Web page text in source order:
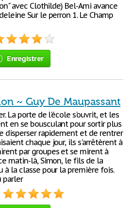
avec Clothilde) Bel-Ami avance
Sur le perron 1. Le Champ
Enregistrer
~ Guy De Maupassant
La porte de l'école s'ouvrit, et les
en se bousculant pour sortir plus
disperser rapidement et de rentrer
chaque jour, ils s'arrêtèrent à
par groupes et se mirent à
matin-là, Simon, le fils de la
à la classe pour la première fois.
parler